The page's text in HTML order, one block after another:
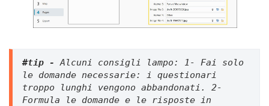
#tip - Alcuni
consigli lampo: 1- Fai solo
le domande necessarie: i questionari
troppo lunghi vengono abbandonati. 2-
Formula le domande e le risposte in